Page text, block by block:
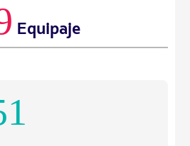
Equipaje